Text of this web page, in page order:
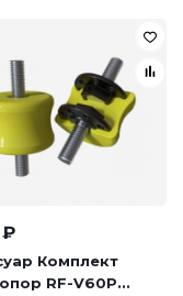
₽
Комплект
RF-V60P...